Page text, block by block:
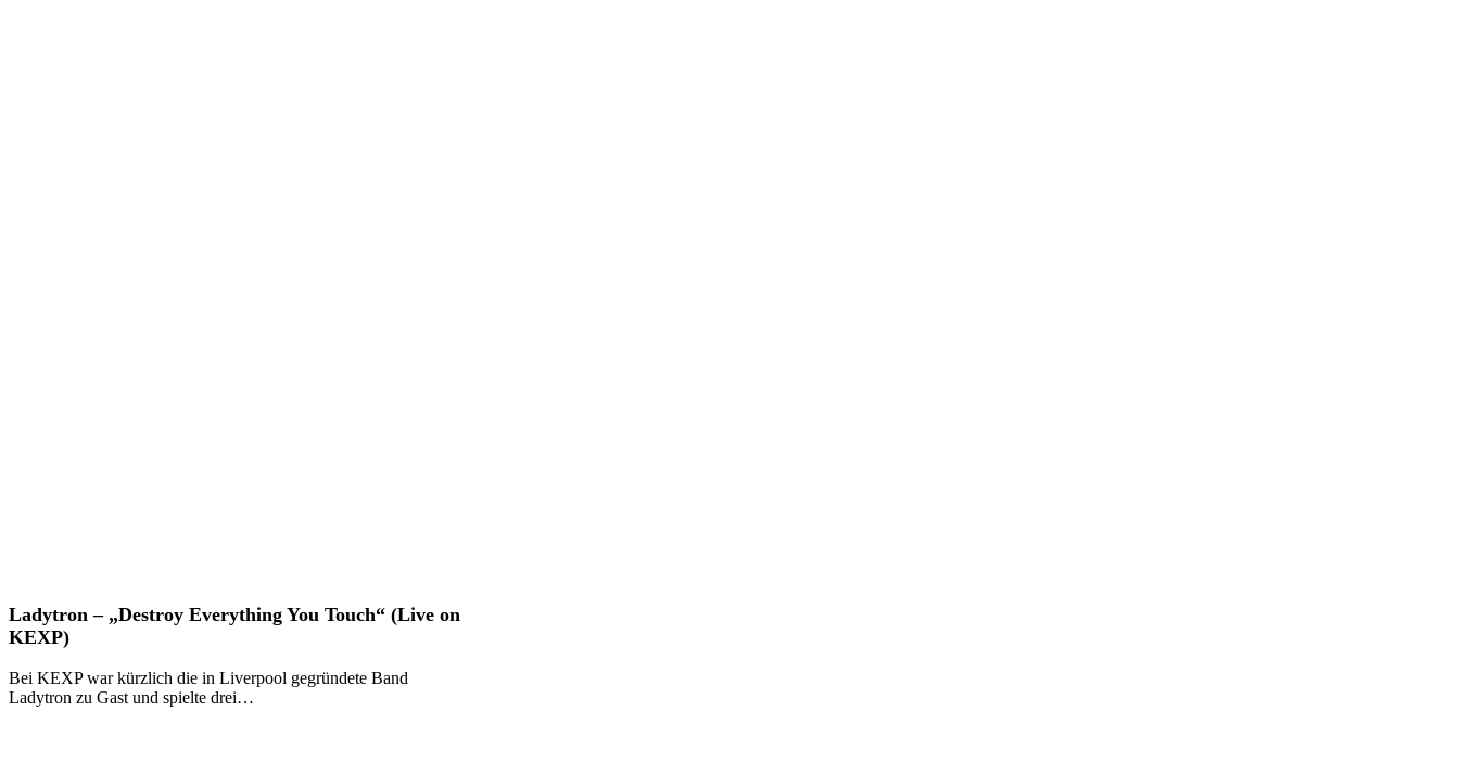
Ladytron
–
„Destroy
Everything
You
Touch“
Ladytron – „Destroy Everything You Touch“ (Live on
KEXP)
Bei KEXP war kürzlich die in Liverpool gegründete Band
Ladytron zu Gast und spielte drei…